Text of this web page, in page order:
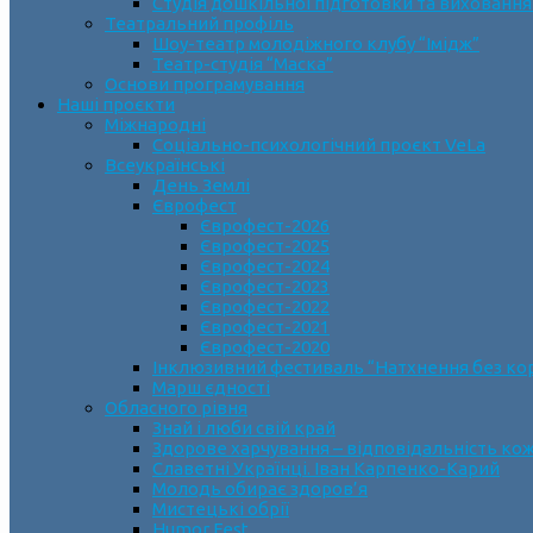
Театральний профіль
Шоу-театр молодіжного клубу “Імідж”
Театр-студія “Маска”
Основи програмування
Наші проєкти
Міжнародні
Соціально-психологічний проєкт VeLa
Всеукраїнські
День Землі
Єврофест
Єврофест-2026
Єврофест-2025
Єврофест-2024
Єврофест-2023
Єврофест-2022
Єврофест-2021
Єврофест-2020
Інклюзивний фестиваль “Натхнення без
Марш єдності
Обласного рівня
Знай і люби свій край
Здорове харчування – відповідальність
Славетні Українці. Іван Карпенко-Карий
Молодь обирає здоров’я
Мистецькі обрії
Humor Fest